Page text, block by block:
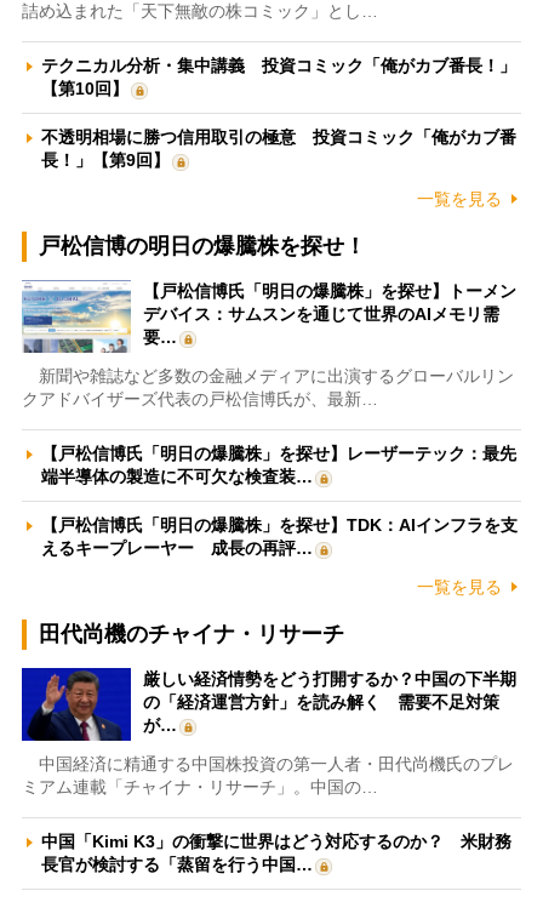
詰め込まれた「天下無敵の株コミック」とし…
テクニカル分析・集中講義 投資コミック「俺がカブ番長！」
【第10回】
不透明相場に勝つ信用取引の極意 投資コミック「俺がカブ番
長！」【第9回】
一覧を見る
戸松信博の明日の爆騰株を探せ！
【戸松信博氏「明日の爆騰株」を探せ】トーメン
デバイス：サムスンを通じて世界のAIメモリ需
要…
新聞や雑誌など多数の金融メディアに出演するグローバルリン
クアドバイザーズ代表の戸松信博氏が、最新…
【戸松信博氏「明日の爆騰株」を探せ】レーザーテック：最先
端半導体の製造に不可欠な検査装…
【戸松信博氏「明日の爆騰株」を探せ】TDK：AIインフラを支
えるキープレーヤー 成長の再評…
一覧を見る
田代尚機のチャイナ・リサーチ
厳しい経済情勢をどう打開するか？中国の下半期
の「経済運営方針」を読み解く 需要不足対策
が…
中国経済に精通する中国株投資の第一人者・田代尚機氏のプレ
ミアム連載「チャイナ・リサーチ」。中国の…
中国「Kimi K3」の衝撃に世界はどう対応するのか？ 米財務
長官が検討する「蒸留を行う中国…